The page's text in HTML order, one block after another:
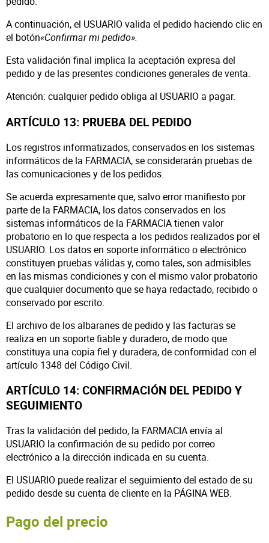
A continuación, el USUARIO valida el pedido haciendo clic en
el botón«Confirmar mi pedido».
Esta validación final implica la aceptación expresa del
pedido y de las presentes condiciones generales de venta.
Atención: cualquier pedido obliga al USUARIO a pagar.
ARTÍCULO 13: PRUEBA DEL PEDIDO
Los registros informatizados, conservados en los sistemas
informáticos de la FARMACIA, se considerarán pruebas de
las comunicaciones y de los pedidos.
Se acuerda expresamente que, salvo error manifiesto por
parte de la FARMACIA, los datos conservados en los
sistemas informáticos de la FARMACIA tienen valor
probatorio en lo que respecta a los pedidos realizados por el
USUARIO. Los datos en soporte informático o electrónico
constituyen pruebas válidas y, como tales, son admisibles
en las mismas condiciones y con el mismo valor probatorio
que cualquier documento que se haya redactado, recibido o
conservado por escrito.
El archivo de los albaranes de pedido y las facturas se
realiza en un soporte fiable y duradero, de modo que
constituya una copia fiel y duradera, de conformidad con el
artículo 1348 del Código Civil.
ARTÍCULO 14: CONFIRMACIÓN DEL PEDIDO Y
SEGUIMIENTO
Tras la validación del pedido, la FARMACIA envía al
USUARIO la confirmación de su pedido por correo
electrónico a la dirección indicada en su cuenta.
El USUARIO puede realizar el seguimiento del estado de su
pedido desde su cuenta de cliente en la PÁGINA WEB.
Pago del precio